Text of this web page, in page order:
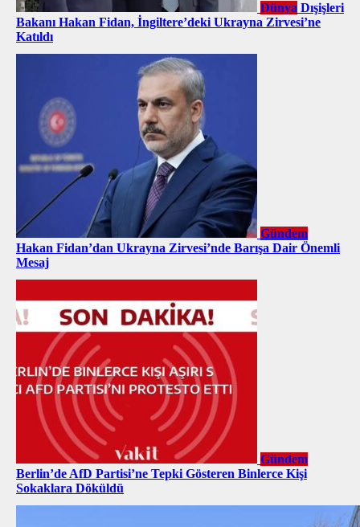
Dünya Dışişleri
Bakanı Hakan Fidan, İngiltere’deki Ukrayna Zirvesi’ne
Katıldı
Gündem
Hakan Fidan’dan Ukrayna Zirvesi’nde Barışa Dair Önemli
Mesaj
Gündem
Berlin’de AfD Partisi’ne Tepki Gösteren Binlerce Kişi
Sokaklara Döküldü